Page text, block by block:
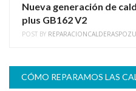
Nueva generación de
plus GB162 V2
POST BY
CÓMO REPARAMOS LAS